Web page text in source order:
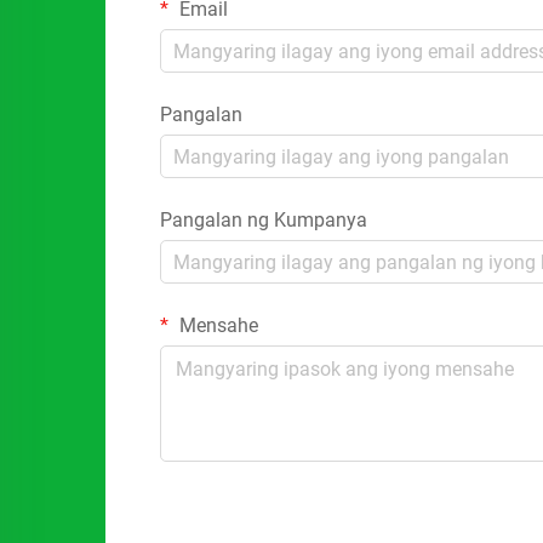
Email
Pangalan
Pangalan ng Kumpanya
Mensahe